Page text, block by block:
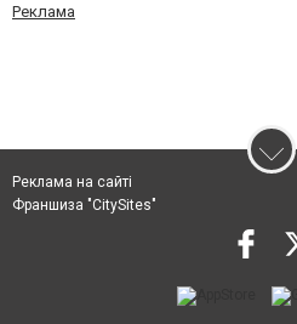
Реклама
Реклама на сайті
Франшиза "CitySites"